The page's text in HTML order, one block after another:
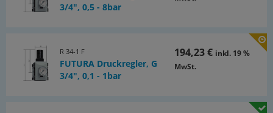
M 50x1,5
Durchfluss:
14200 l/min, Sekundärentlüftung: 120 l/min
3/4", 0,5 - 8bar
R 34-1 F
FUTURA Druckregler, G
3/4", 0,1 - 1bar
194,23 € inkl. 19 %
MwSt.